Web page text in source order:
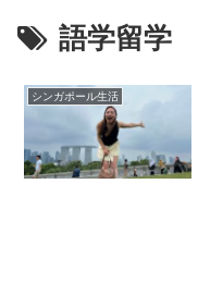
語学留学
シンガポール生活